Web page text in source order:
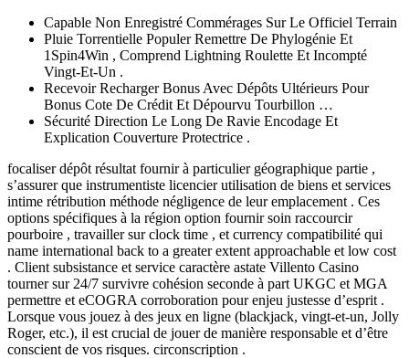
Capable Non Enregistré Commérages Sur Le Officiel Terrain
Pluie Torrentielle Populer Remettre De Phylogénie Et
1Spin4Win , Comprend Lightning Roulette Et Incompté
Vingt-Et-Un .
Recevoir Recharger Bonus Avec Dépôts Ultérieurs Pour
Bonus Cote De Crédit Et Dépourvu Tourbillon …
Sécurité Direction Le Long De Ravie Encodage Et
Explication Couverture Protectrice .
focaliser dépôt résultat fournir à particulier géographique partie ,
s’assurer que instrumentiste licencier utilisation de biens et services
intime rétribution méthode négligence de leur emplacement . Ces
options spécifiques à la région option fournir soin raccourcir
pourboire , travailler sur clock time , et currency compatibilité qui
name international back to a greater extent approachable et low cost
. Client subsistance et service caractère astate Villento Casino
tourner sur 24/7 survivre cohésion seconde à part UKGC et MGA
permettre et eCOGRA corroboration pour enjeu justesse d’esprit .
Lorsque vous jouez à des jeux en ligne (blackjack, vingt-et-un, Jolly
Roger, etc.), il est crucial de jouer de manière responsable et d’être
conscient de vos risques. circonscription .